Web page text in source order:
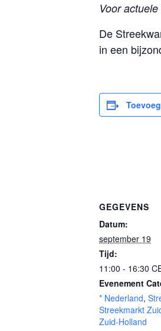
Voor
De
in een
GEGEVENS
Datum:
september 19
Tijd:
11:00 - 16:30
Evenement
* Nederland,
Streekmarkt
Zuid-Holland